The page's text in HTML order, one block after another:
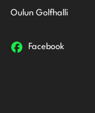
Oulun Golfhalli
Facebook